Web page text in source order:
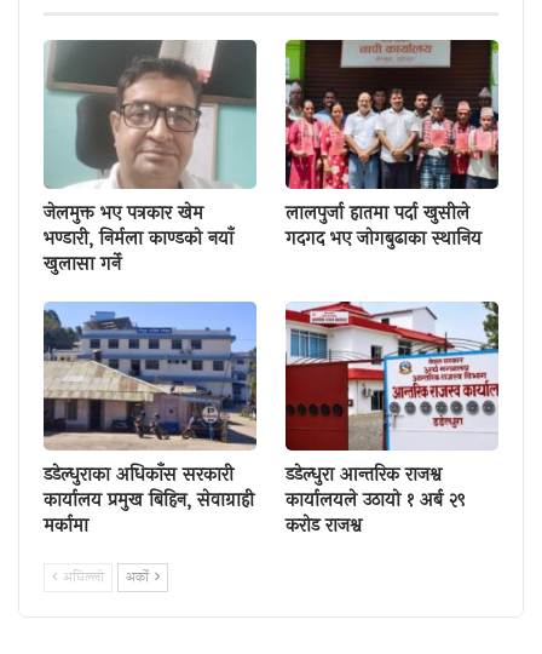
जेलमुक्त भए पत्रकार खेम
भण्डारी, निर्मला काण्डको नयाँ
खुलासा गर्ने
लालपुर्जा हातमा पर्दा खुसीले
गदगद भए जोगबुढाका स्थानिय
डडेल्धुराका अधिकाँस सरकारी
कार्यालय प्रमुख बिहिन, सेवाग्राही
मर्कामा
डडेल्धुरा आन्तरिक राजश्व
कार्यालयले उठायो १ अर्ब २९
करोड राजश्व
अघिल्लाे अर्काे